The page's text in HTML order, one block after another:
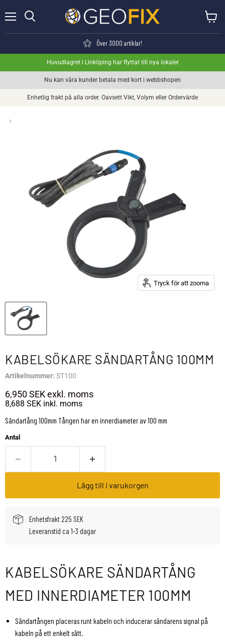
Över 3000 artiklar!
Huvudlagret i Linköping har flyttat till nya lokaler
Nu kan våra kunder betala med kort i webbshopen
Enhetlig frakt på alla order. Oavsett Vikt, Volym eller Ordervärde
›
Tryck för att zooma
KABELSÖKARE SÄNDARTÅNG 100MM
Artikelnummer: ST100
6,950 SEKexkl. moms
8,688 SEK inkl. moms
Sändartång 100mm Tången har en innerdiameter av 100 mm
Antal
Lägg till i varukorgen
Enhetsfrakt 225 SEK
Leveranstid ca 1-3 dagar
KABELSÖKARE SÄNDARTÅNG
MED INNERDIAMETER 100MM
Sändartången placeras runt kabeln och inducerar sändarens signal på
kabeln på ett enkelt sätt.